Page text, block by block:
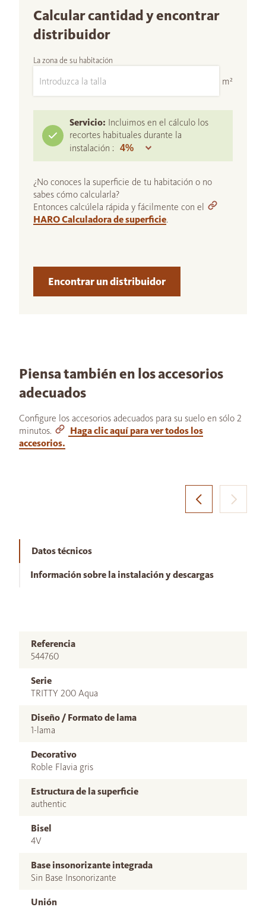
Calcular cantidad y encontrar
distribuidor
La zona de su habitación
m²
Servicio: Incluimos en el cálculo los
recortes habituales durante la
instalación :
¿No conoces la superficie de tu habitación o no
sabes cómo calcularla?
Entonces calcúlela rápida y fácilmente con el
HARO Calculadora de superficie.
Encontrar un distribuidor
Piensa también en los accesorios
adecuados
Configure los accesorios adecuados para su suelo en sólo 2
minutos.
Haga clic aquí para ver todos los
accesorios.
Datos técnicos
Información sobre la instalación y descargas
Referencia
544760
Serie
TRITTY 200 Aqua
Diseño / Formato de lama
1-lama
Decorativo
Roble Flavia gris
Estructura de la superficie
authentic
Bisel
4V
Base insonorizante integrada
Sin Base Insonorizante
Unión